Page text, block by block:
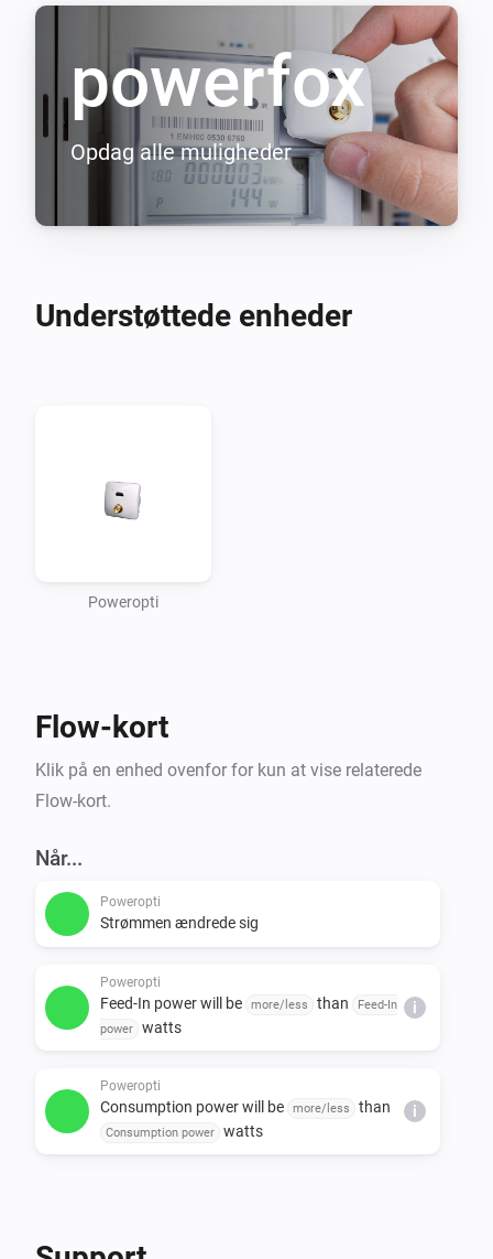
powerfox
Opdag alle muligheder
Understøttede enheder
Poweropti
Flow-kort
Klik på en enhed ovenfor for kun at vise relaterede
Flow-kort.
Når...
Poweropti
Strømmen ændrede sig
Poweropti
Feed-In power will be more/less than
Feed-In
power
watts
i
Poweropti
Consumption power will be more/less than
Consumption power watts
i